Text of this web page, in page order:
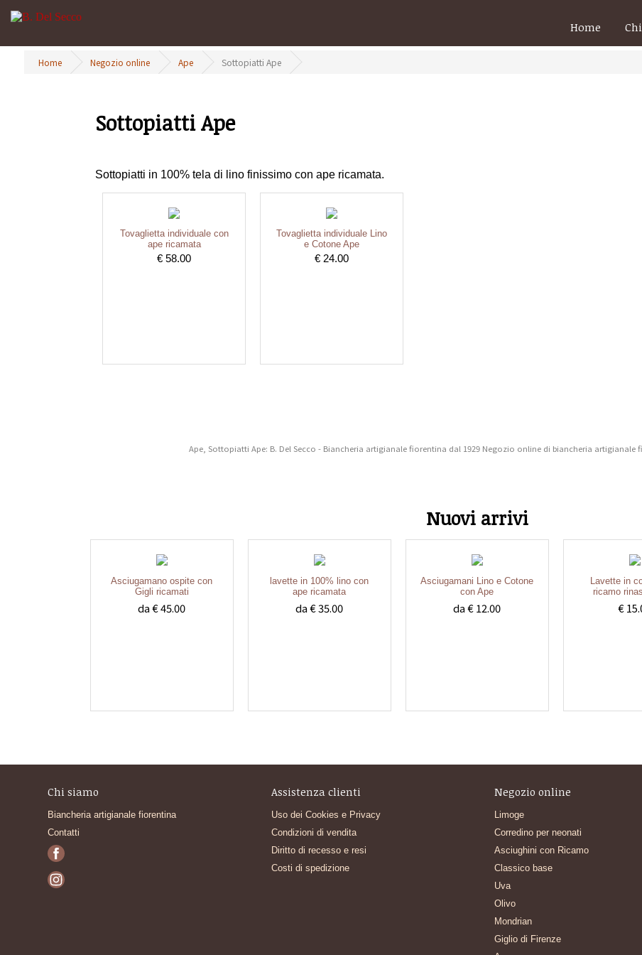
Home
Home Negozio online Ape Sottopiatti Ape
Sottopiatti Ape
Sottopiatti in 100% tela di lino finissimo con ape ricamata.
Tovaglietta individuale con
ape ricamata
€ 58.00
Tovaglietta individuale Lino
e Cotone Ape
€ 24.00
Ape, Sottopiatti Ape: B. Del Secco - Biancheria artigianale fiorentina dal 1929 Negozio online di biancheria artigianale
Nuovi arrivi
Asciugamano ospite con
Gigli ricamati
da € 45.00
lavette in 100% lino con
ape ricamata
da € 35.00
Asciugamani Lino e Cotone
con Ape
da € 12.00
Lavette in
ricamo
€
Chi siamo
Biancheria artigianale fiorentina
Contatti
Assistenza clienti
Uso dei Cookies e Privacy
Condizioni di vendita
Diritto di recesso e resi
Costi di spedizione
Negozio online
Limoge
Corredino per neonati
Asciughini con Ricamo
Classico base
Uva
Olivo
Mondrian
Giglio di Firenze